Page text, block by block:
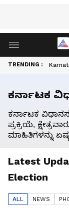
TRENDING :
ಕರ್ನಾಟಕ
ಕರ್ನಾಟಕ
ಪ್ರಕ್ರಿಯೆ,
ಮಾಹಿತಿಗಳನ್ನು
Latest
Election
ALL NEWS